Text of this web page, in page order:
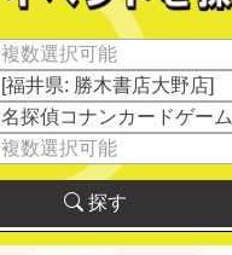
複数選択可能
[福井県: 勝木書店大野店]
名探偵コナンカードゲーム
複数選択可能
探す